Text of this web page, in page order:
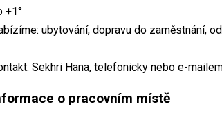
+1°
ubytování, dopravu do zaměstnání,
Sekhri Hana, telefonicky nebo e-
o pracovním místě